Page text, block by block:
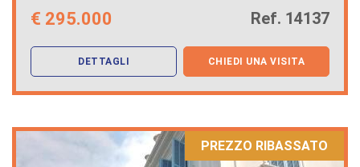
€ 295.000 Ref. 14137
DETTAGLI CHIEDI UNA VISITA
PREZZO RIBASSATO